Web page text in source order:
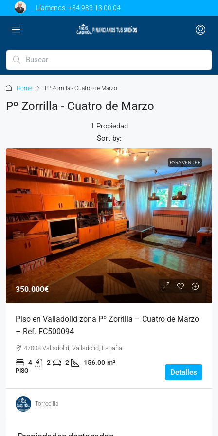
Llámenos: +34 983 13 00 04
Home Pº Zorrilla - Cuatro de Marzo
Pº Zorrilla - Cuatro de Marzo
1 Propiedad
Sort by:
PARA VENDER
350.000€
Piso en Valladolid zona Pº Zorrilla – Cuatro de Marzo
– Ref. FC500094
47008 Valladolid, Valladolid, España
4 2 2 156.00 m²
PISO Detalles
Torrecilla